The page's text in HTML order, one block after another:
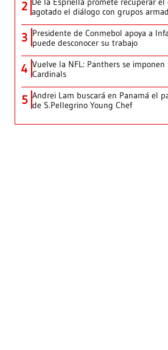
2 agotado el diálogo con grupos
3 Presidente de Conmebol apoya a
puede desconocer su trabajo
4 Vuelve la NFL: Panthers se
Cardinals
5 Andrei Lam buscará en Panamá el
de S.Pellegrino Young Chef